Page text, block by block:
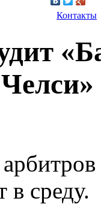
Контакты
в среду.